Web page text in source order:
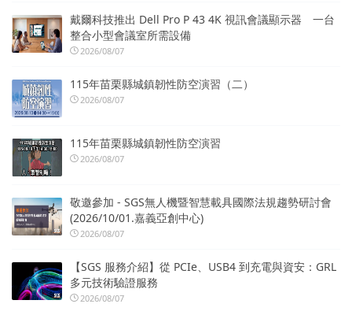
戴爾科技推出 Dell Pro P 43 4K 視訊會議顯示器 一台
整合小型會議室所需設備
2026/08/07
115年苗栗縣城鎮韌性防空演習（二）
2026/08/07
115年苗栗縣城鎮韌性防空演習
2026/08/07
敬邀參加 - SGS無人機暨智慧載具國際法規趨勢研討會
(2026/10/01.嘉義亞創中心)
2026/08/07
【SGS 服務介紹】從 PCIe、USB4 到充電與資安：GRL
多元技術驗證服務
2026/08/07